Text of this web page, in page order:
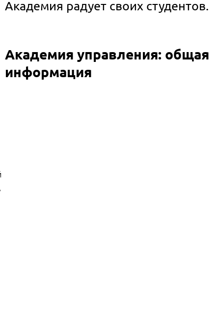
Академия радует своих студентов.
Академия управления: общая
информация